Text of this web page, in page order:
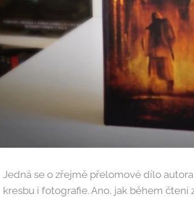
Jedná se o zřejmě přelomové dílo
kresbu i fotografie. Ano, jak během